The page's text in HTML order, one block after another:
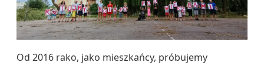
Od 2016 rako, jako mieszkańcy, próbujemy